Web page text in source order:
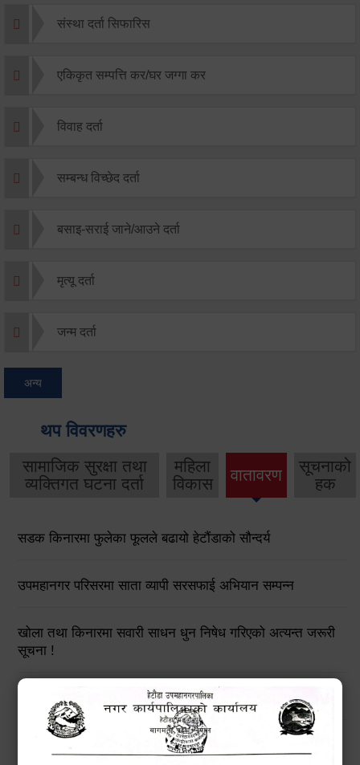
संस्था दर्ता सिफारिस
एकिकृत सम्पत्ति कर/घर जग्गा कर
विवाह दर्ता
सम्बन्ध विच्छेद दर्ता
बसाइ-सराई जाने/आउने दर्ता
मृत्यू दर्ता
जन्म दर्ता
अन्य
थप विवरणहरु
सामाजिक सुरक्षा तथा
व्यक्तिगत घटना दर्ता
महिला
विकास
वातावरण
सूचनाको
हक
सडक किनारमा फुलेका फूलले बढायो हेटौंडाको सौन्दर्य
उपमहानगर परिसरमा साता व्यापी सरसफाई अभियान सम्पन्न
खोला तथा किनारमा सवारी साधन धुन निषेध गरिएको अत्यन्त जरूरी
सूचना !
हेटौंडा उपमहानगरपालिकाको विपद् व्यवस्थापनरणनीतिक कार्ययोजना
उच्च सतर्कताको लागि अनुरोध